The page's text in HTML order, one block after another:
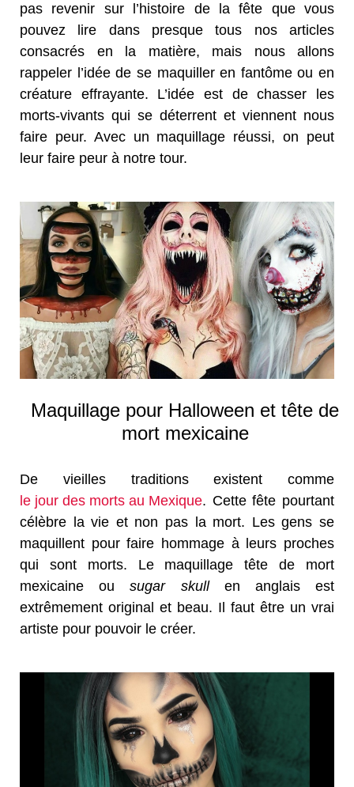
pas revenir sur l’histoire de la fête que vous
pouvez lire dans presque tous nos articles
consacrés en la matière, mais nous allons
rappeler l’idée de se maquiller en fantôme ou en
créature effrayante. L’idée est de chasser les
morts-vivants qui se déterrent et viennent nous
faire peur. Avec un maquillage réussi, on peut
leur faire peur à notre tour.
Maquillage pour Halloween et tête de
mort mexicaine
De vieilles traditions existent comme
le jour des morts au Mexique. Cette fête pourtant
célèbre la vie et non pas la mort. Les gens se
maquillent pour faire hommage à leurs proches
qui sont morts. Le maquillage tête de mort
mexicaine ousugar skullen anglais est
extrêmement original et beau. Il faut être un vrai
artiste pour pouvoir le créer.